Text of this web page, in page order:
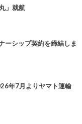
」就航
ーシップ契約を締結しま
年7月よりヤマト運輸